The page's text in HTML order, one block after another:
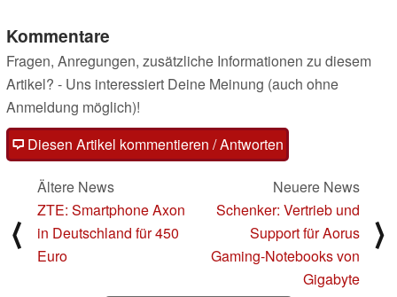
Kommentare
Fragen, Anregungen, zusätzliche Informationen zu diesem
Artikel? - Uns interessiert Deine Meinung (auch ohne
Anmeldung möglich)!
Diesen Artikel kommentieren / Antworten
⟨
Ältere News
ZTE: Smartphone Axon
in Deutschland für 450
Euro
Neuere News
Schenker: Vertrieb und
Support für Aorus
Gaming-Notebooks von
Gigabyte
⟩